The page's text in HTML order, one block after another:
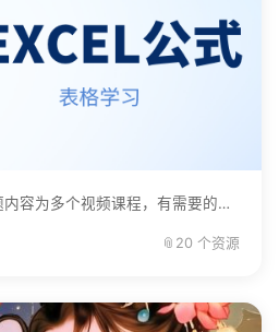
Excel公式学习课程，专题内容为多个视频课程，有需要的自己下载学习。...
📎 20 个资源